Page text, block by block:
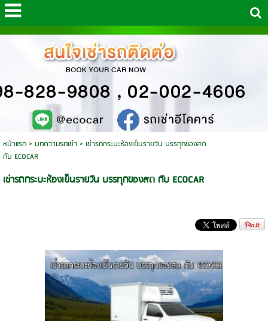
หน้าแรก> บทความรถเช่า > เช่ารถกระบะห้องเย็นรายวัน บรรทุกของสด
กับ ECOCAR
เช่ารถกระบะห้องเย็นรายวัน บรรทุกของสด กับ ECOCAR